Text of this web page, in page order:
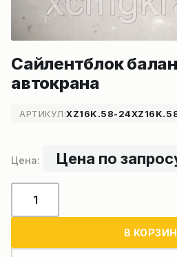
Сайлентблок
автокрана
АРТИКУЛ:XZ16K.58-
Цена по
товара
В